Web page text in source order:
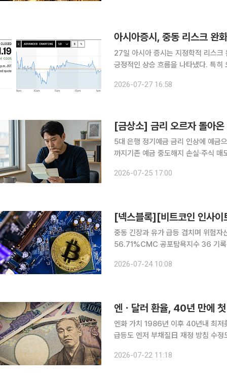
아시아증시, 중동 리스크
27일 아시아 증시는 지정학적 리스크
긍정적인 상승 흐름을 나타냈다. 특
4% 이상 급락하면서 인플레이션 재
2026-07-27 16:58
[금상소] 금리 오르자 돌아온
5대 은행 정기예금 금리 인상에 예금
까지기존 예금 중도해지 손실·주식 매도 기회비용 따져야 기준금
이자를 받을 수 있는 예금의 매력이
2026-07-25 17:00
중동 긴장과 유가 급등 겹치며 위험
56.71%CMC 공포탐욕지수 36 기록…6만4000달
중동 긴장 고조와 국제유가 급등, 금
2026-07-24 10:08
엔화 가치 1986년 이후 40년내 최저
급등도 엔저 부채질日 재정 방침 수
격히 악화되자 안전자산인 달러로 매
2026-07-22 11:18